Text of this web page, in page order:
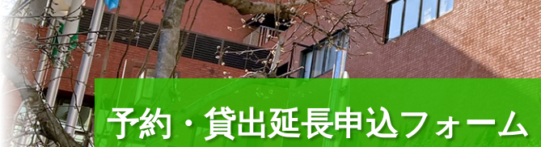
予約・貸出延長申込フォーム